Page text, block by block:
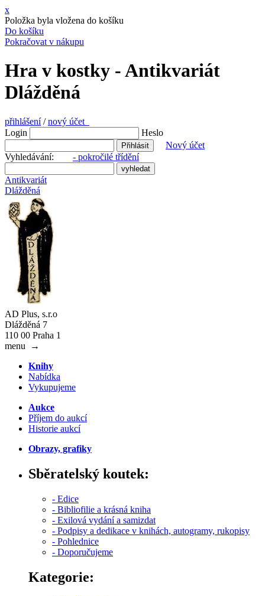
x
Položka byla vložena do košíku
Do košíku
Pokračovat v nákupu
Hra v kostky - Antikvariát
Dlážděná
přihlášení/nový účet
Login
Heslo
Nový účet
Vyhledávání: - pokročilé třídění
Antikvariát
Dlážděná
AD Plus, s.r.o
Dlážděná 7
110 00 Praha 1
menu
→
Knihy
Nabídka
Vykupujeme
Aukce
Příjem do aukcí
Historie aukcí
Obrazy, grafiky
Sběratelský koutek:
- Edice
- Bibliofilie a krásná kniha
- Exilová vydání a samizdat
- Podpisy a dedikace v knihách, autogramy, rukopisy
- Pohlednice
- Doporučujeme
Kategorie: